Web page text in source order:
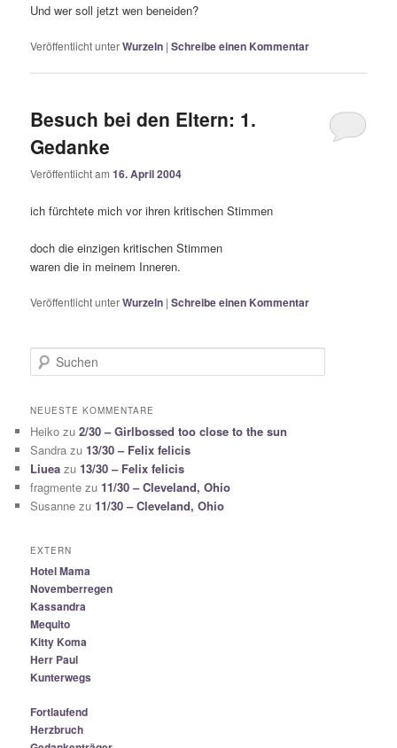
Und wer soll jetzt wen beneiden?
Veröffentlicht unterWurzeln |Schreibe einen Kommentar
Besuch bei den Eltern: 1.
Gedanke
Veröffentlicht am16. April 2004
ich fürchtete mich vor ihren kritischen Stimmen
doch die einzigen kritischen Stimmen
waren die in meinem Inneren.
Veröffentlicht unterWurzeln |Schreibe einen Kommentar
u
h
n
NEUESTE KOMMENTARE
Heiko zu2/30 – Girlbossed too close to the sun
Sandra zu 13/30 – Felix felicis
Liuea zu 13/30 – Felix felicis
fragmente zu 11/30 – Cleveland, Ohio
Susanne zu 11/30 – Cleveland, Ohio
EXTERN
Hotel Mama
Novemberregen
Kassandra
Mequito
Kitty Koma
Herr Paul
Kunterwegs
Fortlaufend
Herzbruch